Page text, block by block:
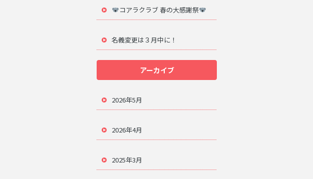
コアラクラブ 春の大感謝祭
名義変更は３月中に！
アーカイブ
2026年5月
2026年4月
2025年3月